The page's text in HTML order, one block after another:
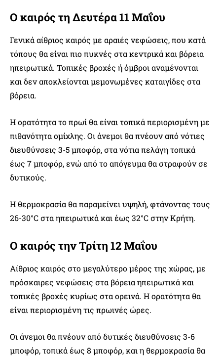
Ο καιρός τη Δευτέρα 11 Μαΐου
Γενικά αίθριος καιρός με αραιές νεφώσεις, που κατά
τόπους θα είναι πιο πυκνές στα κεντρικά και βόρεια
ηπειρωτικά. Τοπικές βροχές ή όμβροι αναμένονται
και δεν αποκλείονται μεμονωμένες καταιγίδες στα
βόρεια.
Η ορατότητα το πρωί θα είναι τοπικά περιορισμένη με
πιθανότητα ομίχλης. Οι άνεμοι θα πνέουν από νότιες
διευθύνσεις 3-5 μποφόρ, στα νότια πελάγη τοπικά
έως 7 μποφόρ, ενώ από το απόγευμα θα στραφούν σε
δυτικούς.
Η θερμοκρασία θα παραμείνει υψηλή, φτάνοντας τους
26-30°C στα ηπειρωτικά και έως 32°C στην Κρήτη.
Ο καιρός την Τρίτη 12 Μαΐου
Αίθριος καιρός στο μεγαλύτερο μέρος της χώρας, με
πρόσκαιρες νεφώσεις στα βόρεια ηπειρωτικά και
τοπικές βροχές κυρίως στα ορεινά. Η ορατότητα θα
είναι περιορισμένη τις πρωινές ώρες.
Οι άνεμοι θα πνέουν από δυτικές διευθύνσεις 3-6
μποφόρ, τοπικά έως 8 μποφόρ, και η θερμοκρασία θα